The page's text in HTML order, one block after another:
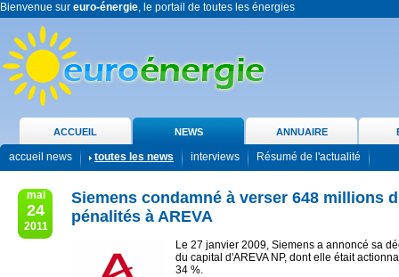
Bienvenue sur euro-énergie, le portail de toutes les énergies
ACCUEIL NEWS ANNUAIRE
accueil news toutes les news interviews Résumé de l'actualité
mai
24
2011
Siemens condamné à verser 648 millions
pénalités à AREVA
Le 27 janvier 2009, Siemens a annoncé sa
du capital d'AREVA NP, dont elle était
34 %.